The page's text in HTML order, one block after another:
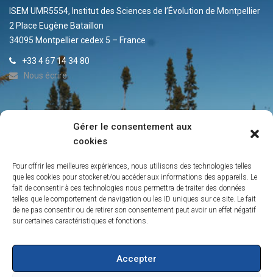
Gérer le consentement aux
cookies
Pour offrir les meilleures expériences, nous utilisons des technologies telles
que les cookies pour stocker et/ou accéder aux informations des appareils. Le
fait de consentir à ces technologies nous permettra de traiter des données
telles que le comportement de navigation ou les ID uniques sur ce site. Le fait
de ne pas consentir ou de retirer son consentement peut avoir un effet négatif
sur certaines caractéristiques et fonctions.
Accepter
ISEM UMR5554, Institut des Sciences de l’Évolution de Montpellier
2 Place Eugène Bataillon
34095 Montpellier cedex 5 – France
+33 4 67 14 34 80
Nous écrire
ACTUALITÉS DE L’IRP
Info-Lettre du Laboratoire IRP
Contacts
La persistance des peuplements de conifères boréaux de l’ouest
du Québec
Création de l’IRP sur les forêts froides